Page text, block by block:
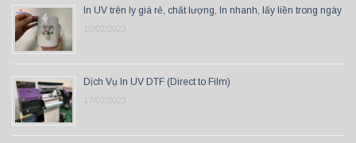
In UV trên ly giá rẻ, chất lượng, In nhanh, lấy liền trong ngày
10/02/2023
Dịch Vụ In UV DTF (Direct to Film)
17/02/2023